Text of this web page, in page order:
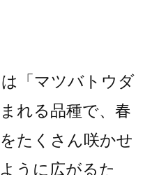
「マツバトウダ
れる品種で、春
たくさん咲かせ
うに広がるた